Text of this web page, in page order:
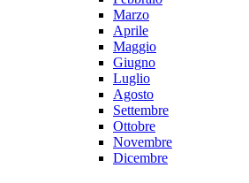
Marzo
Aprile
Maggio
Giugno
Luglio
Agosto
Settembre
Ottobre
Novembre
Dicembre